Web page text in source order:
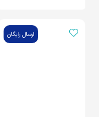
ارسال رایگان